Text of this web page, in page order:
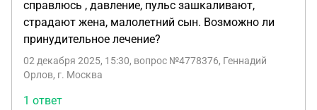
психиатрическом стационаре? 5. Зависят ли
условия содержания в психиатрическом
стационаре от признания или непризнания сестры
причастной? Спасибо!
справлюсь , давление, пульс зашкаливают,
страдают жена, малолетний сын. Возможно ли
принудительное лечение?
02 декабря 2025, 15:30, вопрос №4778376, Геннадий
Орлов, г. Москва
1 ответ